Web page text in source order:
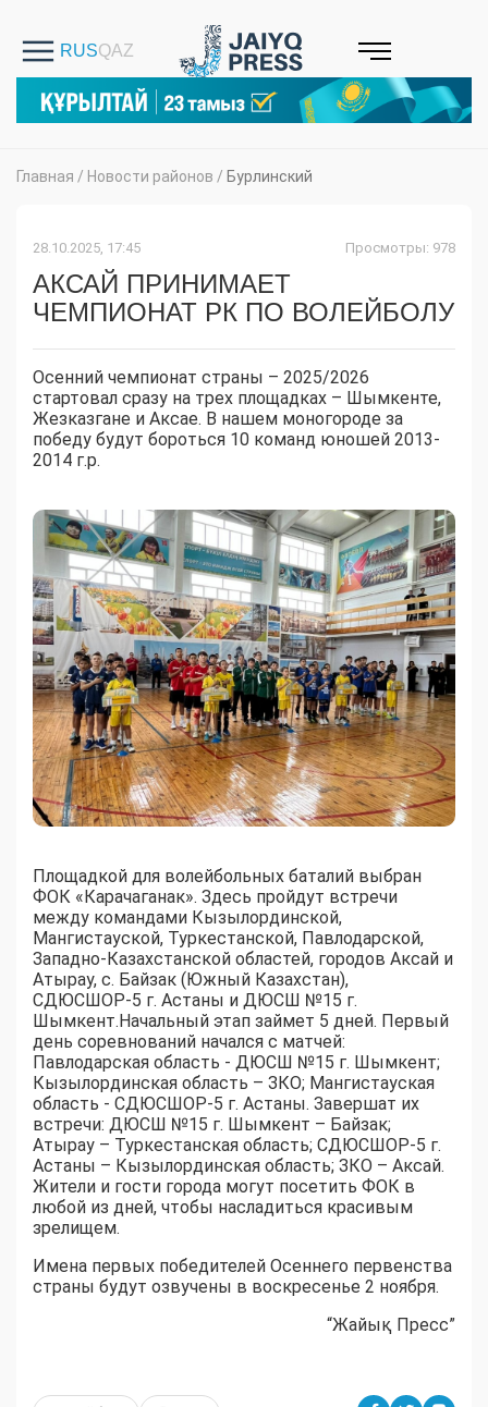
Главная / Новости районов / Бурлинский
28.10.2025, 17:45 Просмотры: 978
АКСАЙ ПРИНИМАЕТ
ЧЕМПИОНАТ РК ПО ВОЛЕЙБОЛУ
Осенний чемпионат страны – 2025/2026
стартовал сразу на трех площадках – Шымкенте,
Жезказгане и Аксае. В нашем моногороде за
победу будут бороться 10 команд юношей 2013-
2014 г.р.
Площадкой для волейбольных баталий выбран
ФОК «Карачаганак». Здесь пройдут встречи
между командами Кызылординской,
Мангистауской, Туркестанской, Павлодарской,
Западно-Казахстанской областей, городов Аксай и
Атырау, с. Байзак (Южный Казахстан),
СДЮСШОР-5 г. Астаны и ДЮСШ №15 г.
Шымкент.Начальный этап займет 5 дней. Первый
день соревнований начался с матчей:
Павлодарская область - ДЮСШ №15 г. Шымкент;
Кызылординская область – ЗКО; Мангистауская
область - СДЮСШОР-5 г. Астаны. Завершат их
встречи: ДЮСШ №15 г. Шымкент – Байзак;
Атырау – Туркестанская область; СДЮСШОР-5 г.
Астаны – Кызылординская область; ЗКО – Аксай.
Жители и гости города могут посетить ФОК в
любой из дней, чтобы насладиться красивым
зрелищем.
Имена первых победителей Осеннего первенства
страны будут озвучены в воскресенье 2 ноября.
“Жайық Пресс”